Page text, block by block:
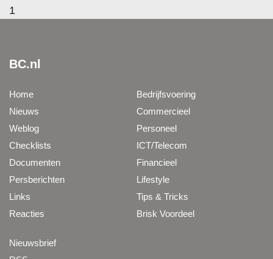
1
BC.nl
Home
Nieuws
Weblog
Checklists
Documenten
Persberichten
Links
Reacties
Bedrijfsvoering
Commercieel
Personeel
ICT/Telecom
Financieel
Lifestyle
Tips & Tricks
Brisk Voordeel
Nieuwsbrief